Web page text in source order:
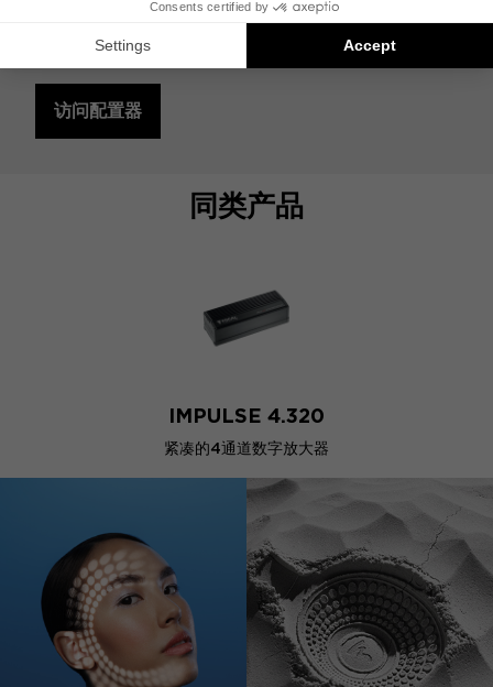
添加功放和低音炮，带来更丰富的声音体验和更
震撼的低频效果。
访问配置器
同类产品
IMPULSE 4.320
紧凑的4通道数字放大器